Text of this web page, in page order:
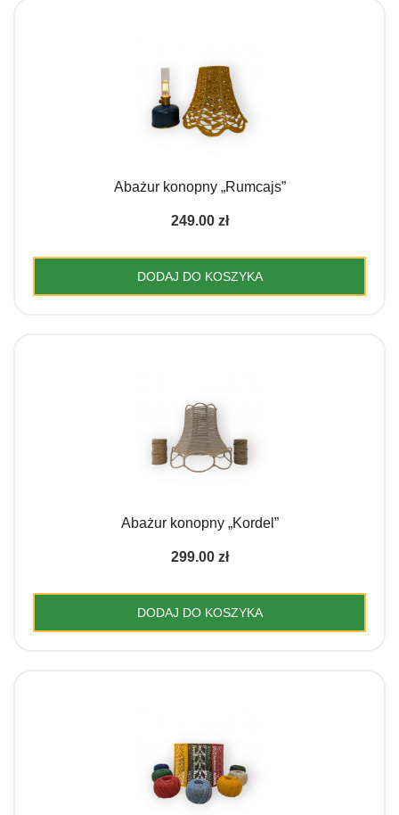
Abażur konopny „Rumcajs”
249.00 zł
DODAJ DO KOSZYKA
Abażur konopny „Kordel”
299.00 zł
DODAJ DO KOSZYKA